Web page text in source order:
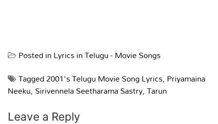
Posted inLyrics in Telugu - Movie Songs
Tagged2001's Telugu Movie Song Lyrics, Priyamaina
Neeku, Sirivennela Seetharama Sastry,Tarun
Leave a Reply